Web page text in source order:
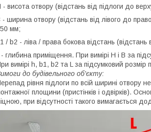
- висота отвору (відстань від підлоги до
- ширина отвору (відстань від лівого до
мм;
/ b2 - ліва / права бокова відстань
- глибина приміщення. При вимірі Н і В за
вимірі h, b1, b2 та L за підсумковий
до будівельного об'єкту:
рівня підлоги по всій ширині отвору
площини (пристінків і одвірків).
при відсутності такого вимагається